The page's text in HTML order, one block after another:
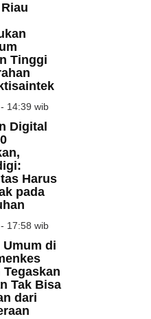
Tinggi
14:39 wib
Digital
Harus
pada
17:58 wib
di
Tak Bisa
dari